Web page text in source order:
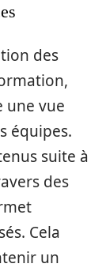
des
une vue
équipes.
suite à
des
Cela
un